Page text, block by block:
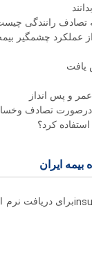
تصادف رانندگی
عملکرد چشمگیر
یافت
و پس انداز
درصورت تصادف
کرد؟
بیمه ایران
برای دریافت نرم